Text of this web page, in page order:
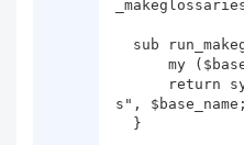
      my ($base_name) = @_;
s", $base_name;